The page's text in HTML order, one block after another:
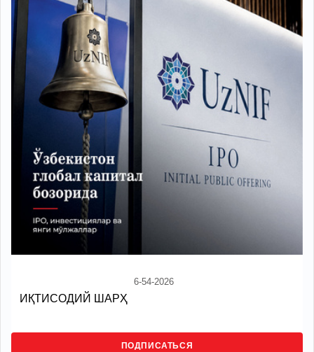
6-54-2026
ИҚТИСОДИЙ ШАРҲ
ПОДПИСАТЬСЯ